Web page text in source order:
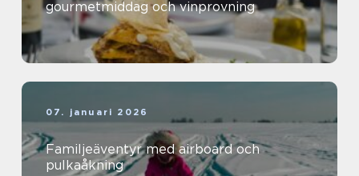
gourmetmiddag och vinprovning
07. januari 2026
Familjeäventyr med airboard och
pulkaåkning